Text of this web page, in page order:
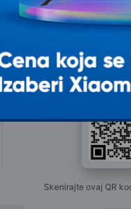
Pogledajte kako
vašoj sobi u
Skenirajte ovaj QR